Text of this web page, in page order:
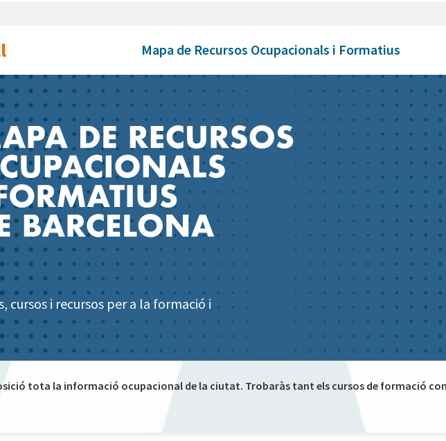
Mapa de Recursos Ocupacionals i Formatius
i recursos per a la formació i
tota la informació ocupacional de la ciutat. Trobaràs tant els cursos de formació